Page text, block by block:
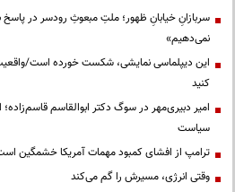
سربازانِ خیابانِ ظهور؛ ملتِ مبعوثِ رودسر در پاسخ
نمی‌دهیم»
این دیپلماسی نمایشی، شکست خورده است/
کنید
امیر دبیری‌مهر در سوگ دکتر ابوالقاسم
سیاست
ترامپ از افشای کمبود مهمات آمریکا خشمگین
وقتی انرژی، مسیرش را گم می‌کند